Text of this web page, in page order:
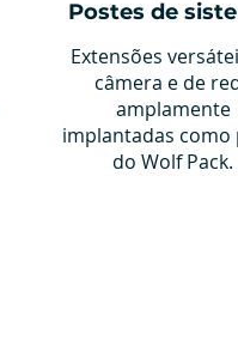
Postes de
Extensões
câmera e de
amplamente
implantadas como
do Wolf Pack.